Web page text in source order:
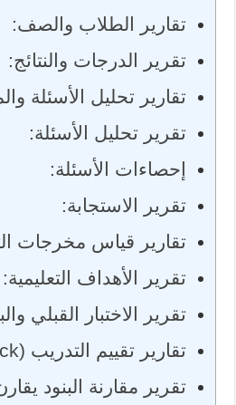
تقارير الطلاب والصف:
تقرير الدرجات والنتائج:
تقارير تحليل الأسئلة
تقرير تحليل الأسئلة:
إحصاءات الأسئلة:
تقرير الاستجابة:
تقارير قياس مخرجات
تقرير الأهداف التعليمية:
تقرير الاختبار القبلي
تقارير تقييم التدريب (Feedback):
تقرير مقارنة البنود